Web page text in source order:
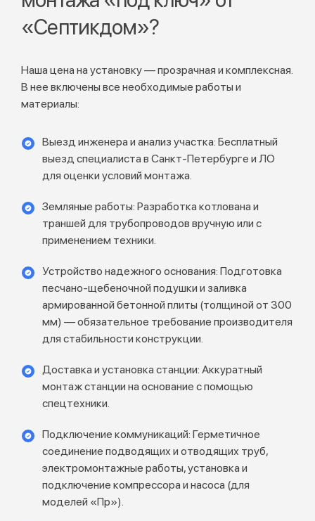
«Септикдом»?
Наша цена на установку — прозрачная и комплексная.
В нее включены все необходимые работы и
материалы:
Выезд инженера и анализ участка: Бесплатный
выезд специалиста в Санкт-Петербурге и ЛО
для оценки условий монтажа.
Земляные работы: Разработка котлована и
траншей для трубопроводов вручную или с
применением техники.
Устройство надежного основания: Подготовка
песчано-щебеночной подушки и заливка
армированной бетонной плиты (толщиной от 300
мм) — обязательное требование производителя
для стабильности конструкции.
Доставка и установка станции: Аккуратный
монтаж станции на основание с помощью
спецтехники.
Подключение коммуникаций: Герметичное
соединение подводящих и отводящих труб,
электромонтажные работы, установка и
подключение компрессора и насоса (для
моделей «Пр»).